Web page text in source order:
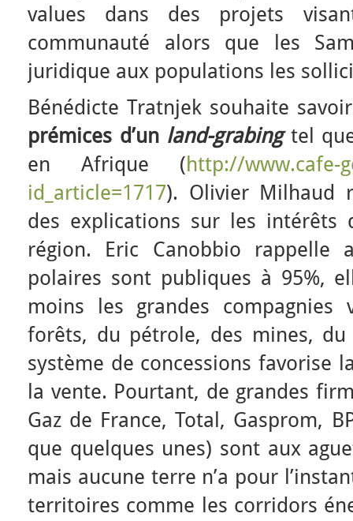
values dans des projets
communauté alors que les
juridique aux populations les
Bénédicte Tratnjek souhaite
prémices d’un land-grabingtel
en Afrique (http://www.cafe-
id_article=1717). Olivier Milhaud
des explications sur les intérêts
région. Eric Canobbio
polaires sont publiques à 95%,
moins les grandes compagnies
forêts, du pétrole, des mines,
système de concessions favorise
la vente. Pourtant, de grandes
Gaz de France, Total, Gasprom,
que quelques unes) sont aux
mais aucune terre n’a pour
territoires comme les corridors